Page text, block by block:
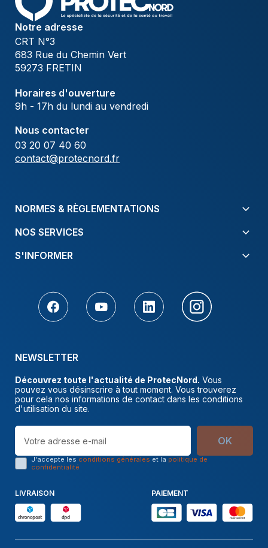
Notre adresse
CRT N°3
683 Rue du Chemin Vert
59273 FRETIN
Horaires d'ouverture
9h - 17h du lundi au vendredi
Nous contacter
03 20 07 40 60
contact@protecnord.fr
NORMES & RÈGLEMENTATIONS
NOS SERVICES
S'INFORMER
NEWSLETTER
Découvrez toute l'actualité de ProtecNord. Vous
pouvez vous désinscrire à tout moment. Vous trouverez
pour cela nos informations de contact dans les conditions
d'utilisation du site.
OK
J'accepte les conditions générales et la politique de
confidentialité
LIVRAISON PAIEMENT